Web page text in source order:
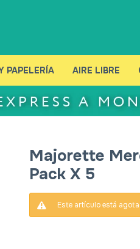
PAPELERÍA AIRE LIBRE
Majorette
Pack X 5
Este artículo está